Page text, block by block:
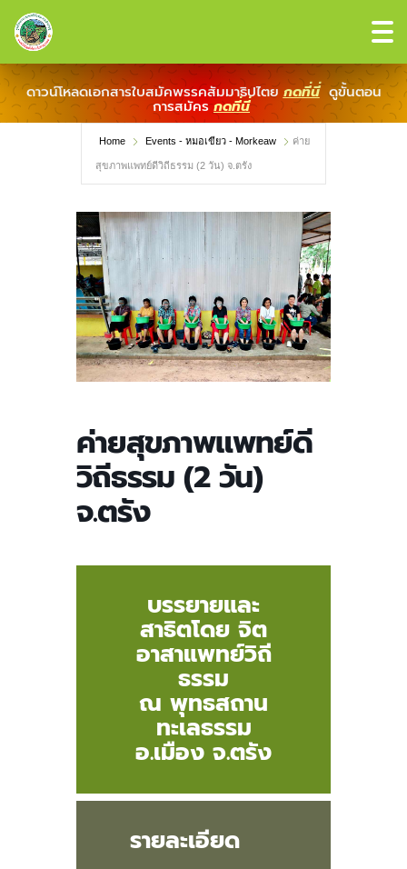
ดาวน์โหลดเอกสารใบสมัคพรรคสัมมาธิปไตย กดที่นี่ ดูขั้นตอน
การสมัครกดที่นี่
Home Events - หมอเขียว - Morkeaw ค่าย
สุขภาพแพทย์ดีวิถีธรรม (2 วัน) จ.ตรัง
ค่ายสุขภาพแพทย์ดี
วิถีธรรม (2 วัน)
จ.ตรัง
บรรยายและ
สาธิตโดย จิต
อาสาแพทย์วิถี
ธรรม
ณ พุทธสถาน
ทะเลธรรม
อ.เมือง จ.ตรัง
รายละเอียด